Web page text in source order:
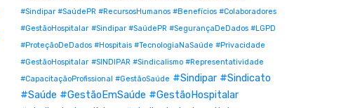
#Sindipar #SaúdePR #RecursosHumanos #Benefícios #Colaboradores
#GestãoHospitalar #Sindipar #SaúdePR #SegurançaDeDados #LGPD
#ProteçãoDeDados #Hospitais #TecnologiaNaSaúde #Privacidade
#GestãoHospitalar #SINDIPAR #Sindicalismo #Representatividade
#CapacitaçãoProfissional #GestãoSaúde #Sindipar #Sindicato
#Saúde #GestãoEmSaúde #GestãoHospitalar